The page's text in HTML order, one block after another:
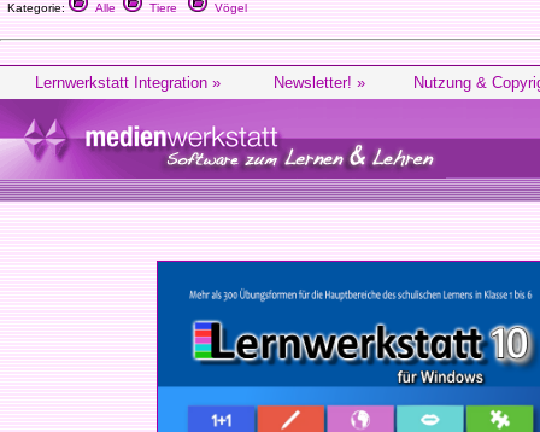
Kategorie: Alle Tiere Vögel
Lernwerkstatt Integration » Newsletter! » Nutzung &